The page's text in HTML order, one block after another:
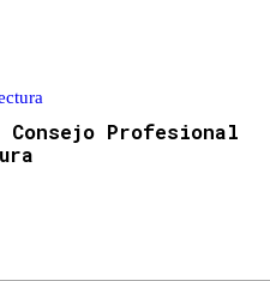
Profesional